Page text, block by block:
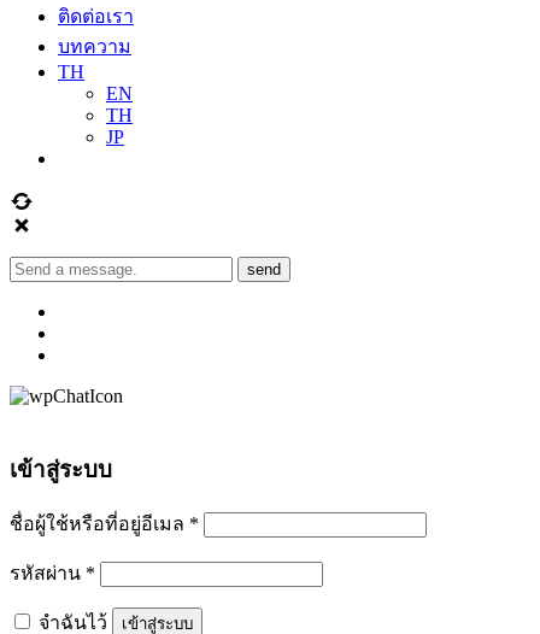
ติดต่อเรา
บทความ
TH
EN
TH
JP
send
เข้าสู่ระบบ
ชื่อผู้ใช้หรือที่อยู่อีเมล *
รหัสผ่าน *
จำฉันไว้ เข้าสู่ระบบ